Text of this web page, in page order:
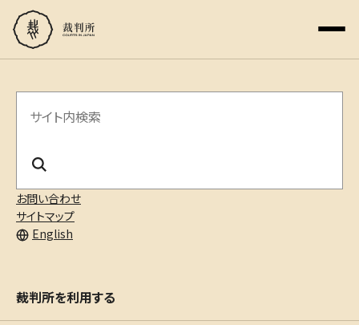
お問い合わせ
サイトマップ
English
サ
内
検
裁判所を利用する